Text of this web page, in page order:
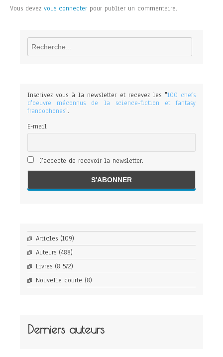
Vous devez vous connecter pour publier un commentaire.
Rechercher
Inscrivez vous à la newsletter et recevez les "100 chefs
d'oeuvre méconnus de la science-fiction et fantasy
francophones".
E-mail
J'accepte de recevoir la newsletter.
Articles (109)
Auteurs (488)
Livres (8 572)
Nouvelle courte (8)
Derniers auteurs